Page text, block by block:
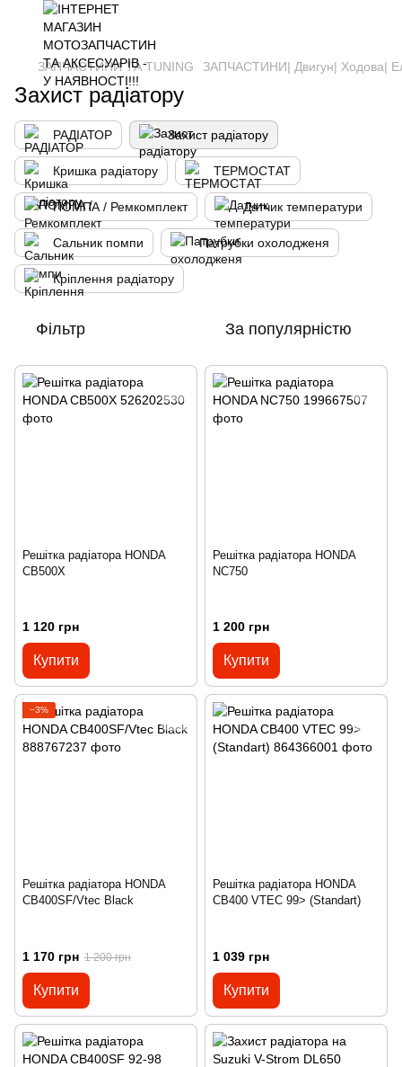
ЗАПЧАСТИНИ ТА ТUNING ЗАПЧАСТИНИ| Двигун| Ходова|
Захист радіатору
РАДІАТОР Захист радіатору
Кришка радіатору ТЕРМОСТАТ
ПОМПА / Ремкомплект Датчик температури
Сальник помпи Патрубки охолодженя
Кріплення радіатору
Фільтр За популярністю
Решітка радіатора HONDA
CB500X
1 120 грн
Купити
Решітка радіатора HONDA
NC750
1 200 грн
Купити
−3%
Решітка радіатора HONDA
CB400SF/Vtec Black
1 170 грн 1 200 грн
Купити
Решітка радіатора HONDA
CB400 VTEC 99> (Standart)
1 039 грн
Купити